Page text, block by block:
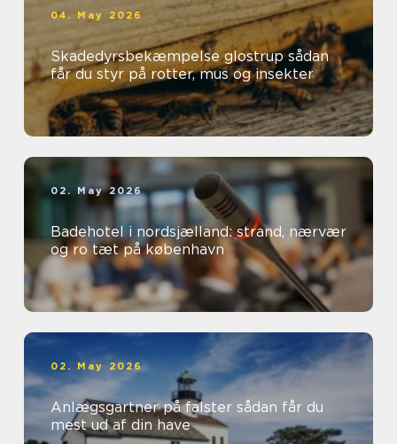
04. May 2026
Skadedyrsbekæmpelse glostrup sådan
får du styr på rotter, mus og insekter
02. May 2026
Badehotel i nordsjælland: strand, nærvær
og ro tæt på københavn
02. May 2026
Anlægsgartner på falster sådan får du
mest ud af din have